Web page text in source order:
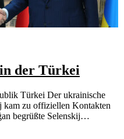
in der Türkei
Türkei Der ukrainische
kam zu offiziellen Kontakten
begrüßte Selenskij…